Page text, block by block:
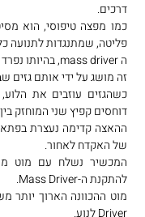
דרכים.
כמו מפצה טיפוסי, הוא
פליטה, שמתנגדות לתנועה
ה mass driver, בהיותו נפרד מהקנה, נע קדימה כדי לאזן את הרתיעה.
זה מושג על ידי אותם גזים
כשהגזים עוזבים את
דוחסים קפיץ שני המוחזק
ההאצה קדימה נעצרת
של האקדח לאחור.
המכשיר נשלח עם מוט
להתקנת ה-Mass Driver.
Driver לנוע.